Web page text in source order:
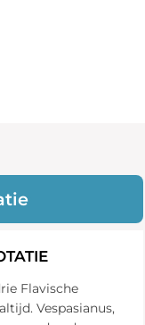
Flavische
Vespasianus,